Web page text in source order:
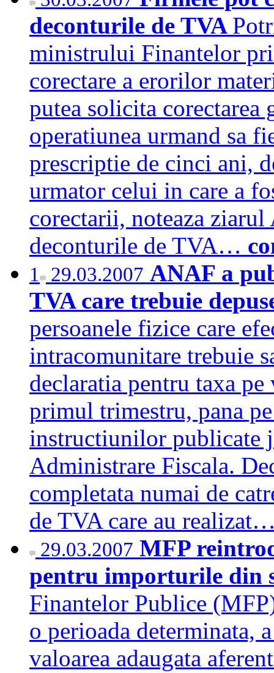
deconturile de TVA
ministrului Finantelor
corectare a erorilor
putea solicita
operatiunea urmand sa
prescriptie de cinci ani,
urmator celui in care a
corectarii, noteaza
deconturile de TVA…
1 29.03.2007 ANAF a
TVA care trebuie
persoanele fizice care
intracomunitare trebuie
declaratia pentru taxa pe
primul trimestru, pana
instructiunilor publicate
Administrare Fiscala.
completata numai de
de TVA care au
29.03.2007 MFP
pentru importurile din
Finantelor Publice
o perioada determinata,
valoarea adaugata